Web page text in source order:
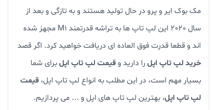
مک بوک ایر و پرو در حال تولید هستند و به تازگی و بعد از
سال 2020 این لپ تاپ ها به تراشه قدرتمند M1 مجهز شده
اند و قطعا قدرت فوق العاده ای دریافت خواهید کرد. اگر قصد
خرید لپ تاپ اپل را دارید وقیمت لپ تاپ اپلبرای شما
بسیار مهم است، در این مطلب به انواع لپ تاپ اپل، قیمت
لپ تاپ اپل، بهترین لپ تاپ های اپل و ... می پردازیم.